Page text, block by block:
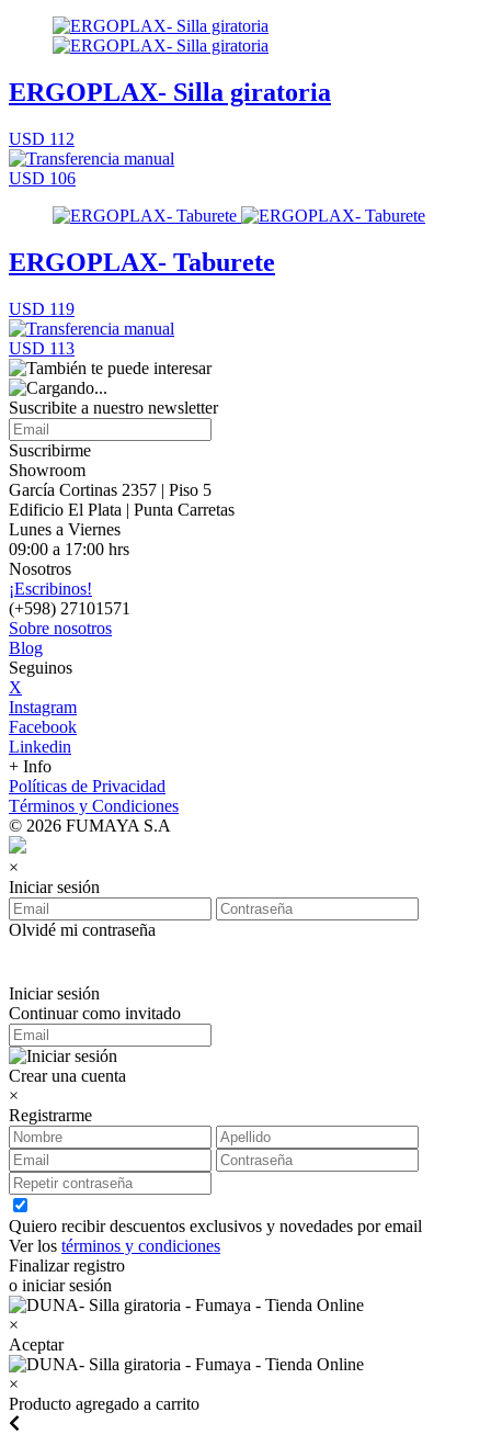
ERGOPLAX- Silla giratoria
USD 112
USD 106
ERGOPLAX- Taburete
USD 119
USD 113
Suscribite a nuestro newsletter
Suscribirme
Showroom
García Cortinas 2357 | Piso 5
Edificio El Plata | Punta Carretas
Lunes a Viernes
09:00 a 17:00 hrs
Nosotros
¡Escribinos!
(+598) 27101571
Sobre nosotros
Blog
Seguinos
X
Instagram
Facebook
Linkedin
+ Info
Políticas de Privacidad
Términos y Condiciones
© 2026 FUMAYA S.A
×
Iniciar sesión
Olvidé mi contraseña
Iniciar sesión
Continuar como invitado
Crear una cuenta
×
Registrarme
Quiero recibir descuentos exclusivos y novedades por email
Ver los términos y condiciones
Finalizar registro
o iniciar sesión
×
Aceptar
×
Producto agregado a carrito